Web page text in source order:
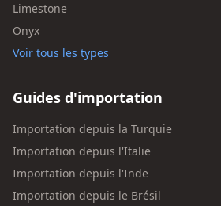
Limestone
Onyx
Voir tous les types
Guides d'importation
Importation depuis la Turquie
Importation depuis l'Italie
Importation depuis l'Inde
Importation depuis le Brésil